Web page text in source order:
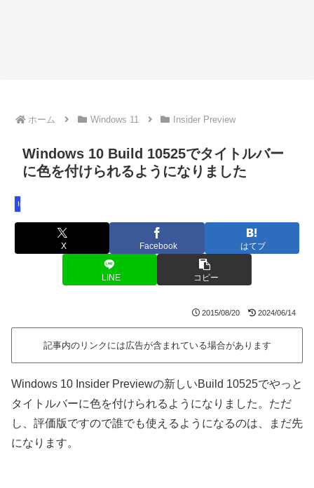
ホーム Windows 11 Insider Preview
Windows 10 Build 10525でタイトルバー
に色を付けられるようになりました
Insider Preview
X Facebook はてブ
LINE コピー
2015/08/20 2024/06/14
記事内のリンクには広告が含まれている場合があります
Windows 10 Insider Previewの新しいBuild 10525でやっと
タイトルバーに色を付けられるようになりました。ただ
し、評価版ですので誰でも使えるようになるのは、まだ先
になります。